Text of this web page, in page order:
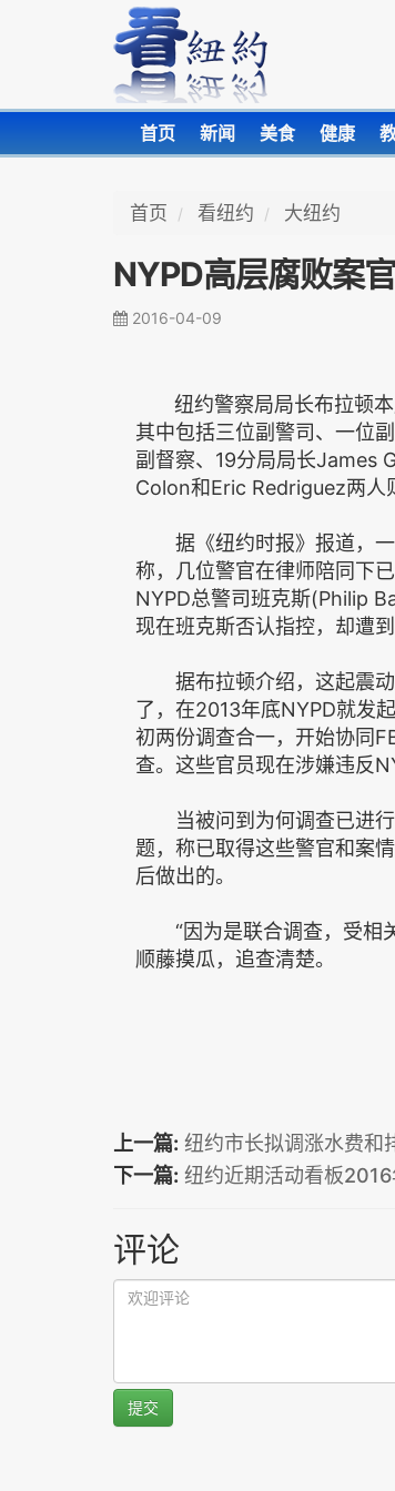
首页 新闻 美食 健康
首页 看纽约 大纽约
NYPD高层腐败案
2016-04-09
纽约警察局局长布拉顿本
其中包括三位副警司、一位
副督察、19分局局长James
Colon和Eric Redriguez两人
据《纽约时报》报道，一
称，几位警官在律师陪同下
NYPD总警司班克斯(Philip
现在班克斯否认指控，却遭
据布拉顿介绍，这起震动
了，在2013年底NYPD就发
初两份调查合一，开始协同
查。这些官员现在涉嫌违反
当被问到为何调查已进行
题，称已取得这些警官和案
后做出的。
“因为是联合调查，受相关
顺藤摸瓜，追查清楚。
上一篇: 纽约市长拟调涨水费和
下一篇: 纽约近期活动看板
评论
提交